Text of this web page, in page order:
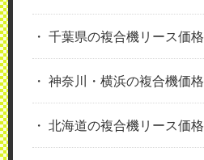
千葉県の複合機リース価格
神奈川・横浜の複合機価格
北海道の複合機リース価格